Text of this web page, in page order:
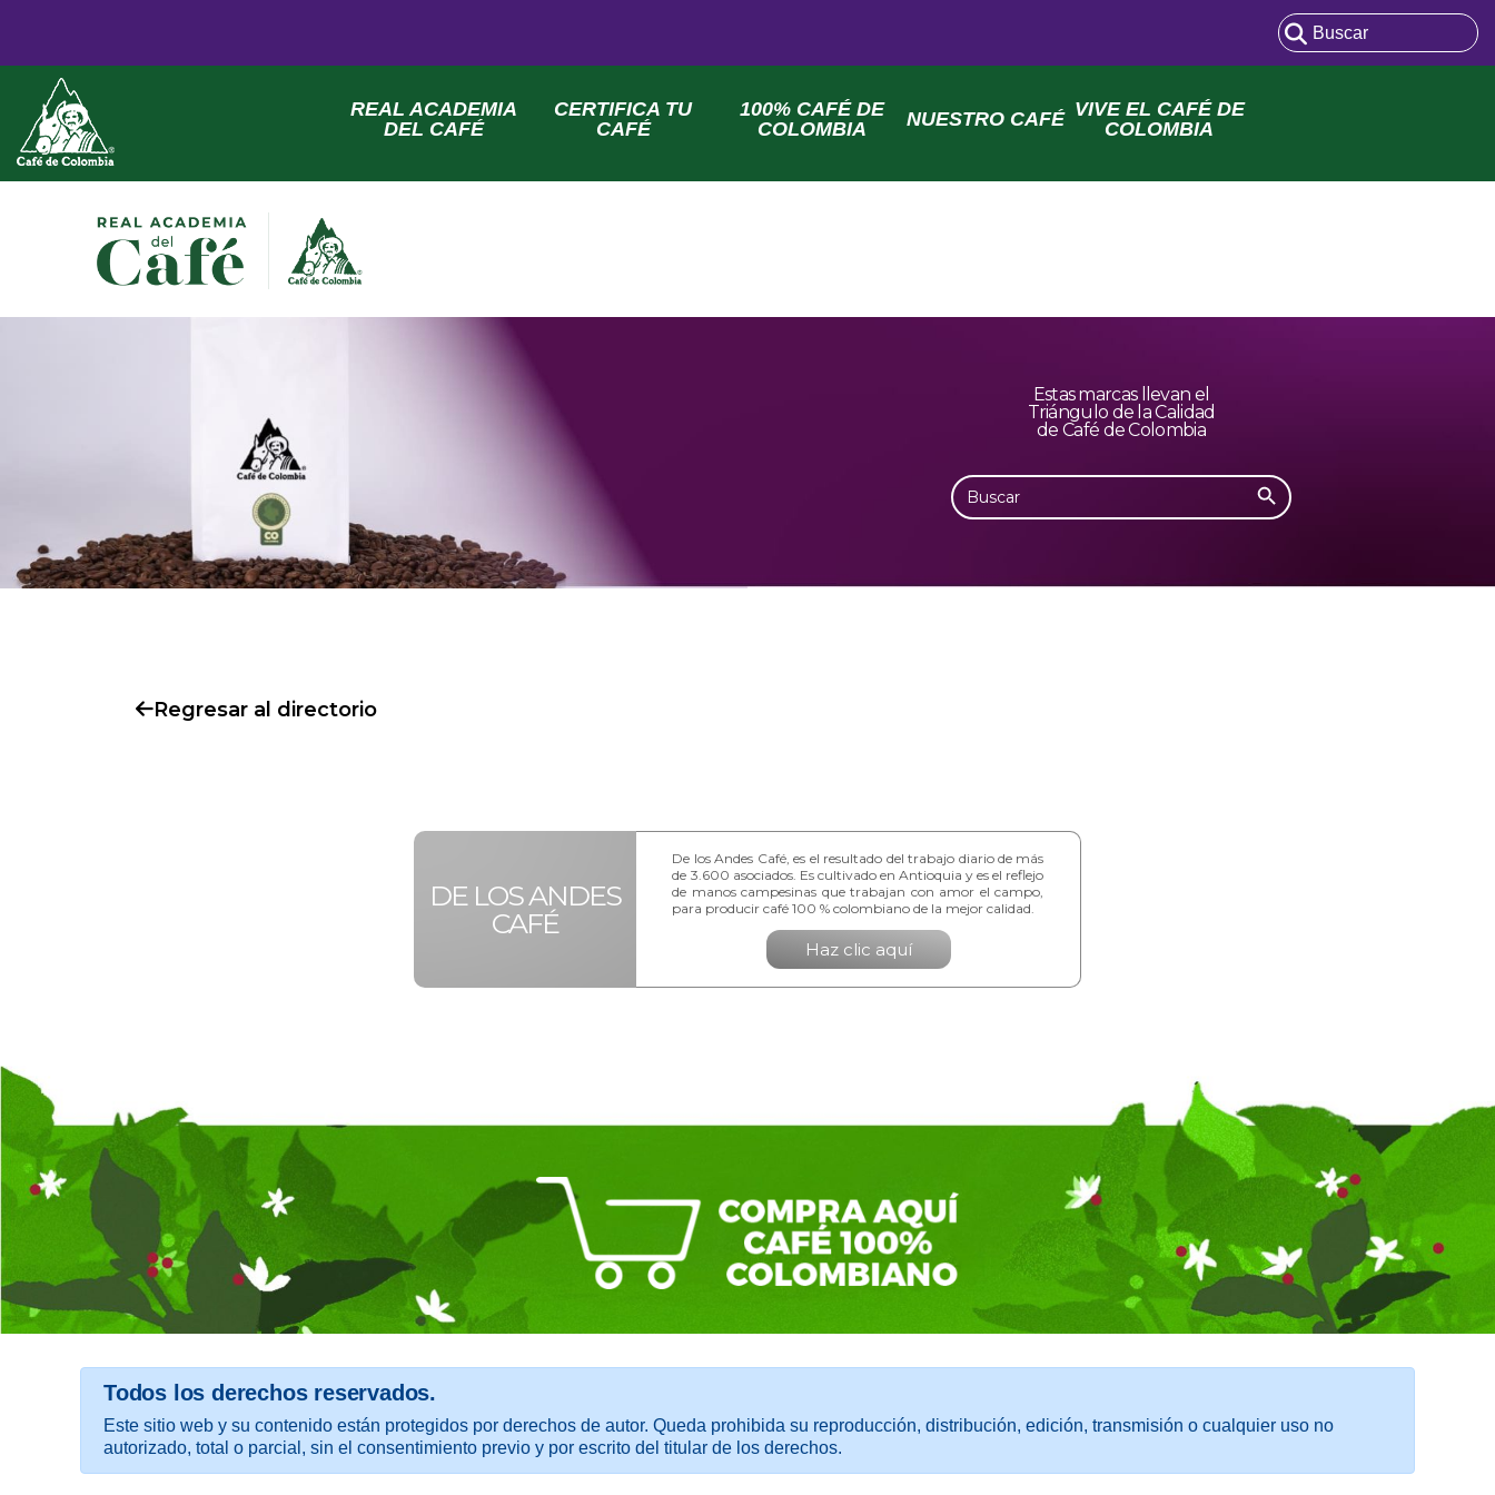
REAL ACADEMIA
DEL CAFÉ
CERTIFICA TU
CAFÉ
100% CAFÉ DE
COLOMBIA
NUESTRO CAFÉ VIVE EL CAFÉ DE
COLOMBIA
Estas marcas llevan el
Triángulo de la Calidad
de Café de Colombia
Buscar: Botón de búsqueda
Regresar al directorio
DE LOS ANDES
CAFÉ
De los Andes Café, es el resultado del trabajo diario de más
de 3.600 asociados. Es cultivado en Antioquia y es el reflejo
de manos campesinas que trabajan con amor el campo,
para producir café 100 % colombiano de la mejor calidad.
Haz clic aquí
Todos los derechos reservados.
Este sitio web y su contenido están protegidos por derechos de autor. Queda prohibida su reproducción, distribución, edición, transmisión o cualquier uso no
autorizado, total o parcial, sin el consentimiento previo y por escrito del titular de los derechos.